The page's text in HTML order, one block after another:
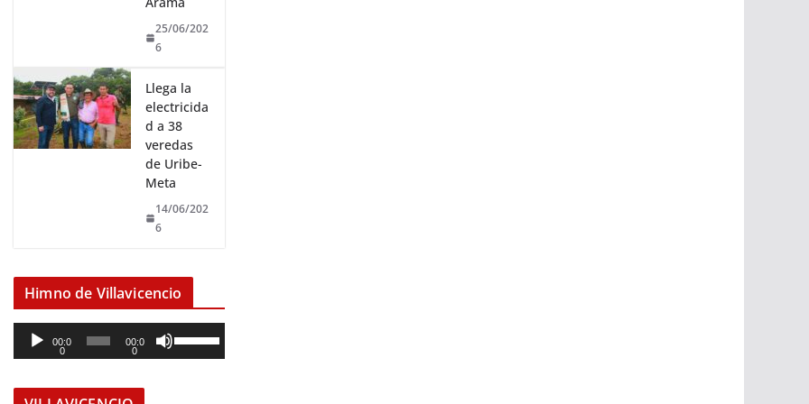
25/06/202
6
Llega la
electricida
d a 38
veredas
de Uribe-
Meta
14/06/202
6
Himno de Villavicencio
e
00:0
0
00:0
0
t